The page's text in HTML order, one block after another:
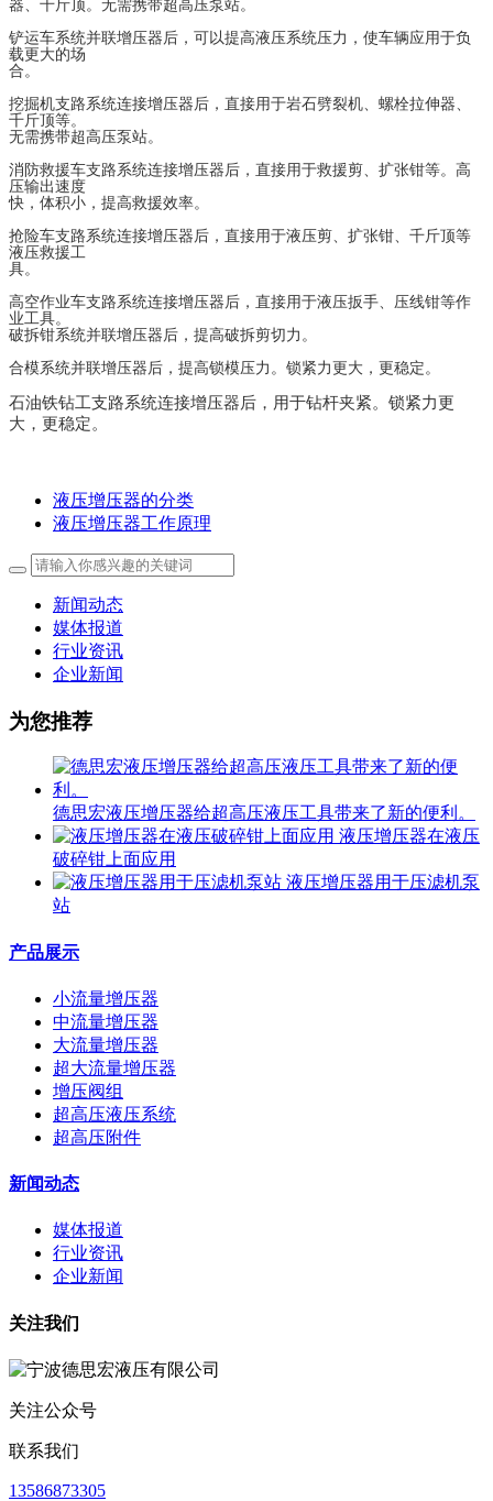
器、千斤顶。无需携带超高压泵站。
铲运车系统并联增压器后，可以提高液压系统压力，使车辆应用于负
载更大的场
合。
挖掘机支路系统连接增压器后，直接用于岩石劈裂机、螺栓拉伸器、
千斤顶等。
无需携带超高压泵站。
消防救援车支路系统连接增压器后，直接用于救援剪、扩张钳等。高
压输出速度
快，体积小，提高救援效率。
抢险车支路系统连接增压器后，直接用于液压剪、扩张钳、千斤顶等
液压救援工
具。
高空作业车支路系统连接增压器后，直接用于液压扳手、压线钳等作
业工具。
破拆钳系统并联增压器后，提高破拆剪切力。
合模系统并联增压器后，提高锁模压力。锁紧力更大，更稳定。
石油铁钻工支路系统连接增压器后，用于钻杆夹紧。锁紧力更
大，更稳定。
液压增压器的分类
液压增压器工作原理
新闻动态
媒体报道
行业资讯
企业新闻
为您推荐
德思宏液压增压器给超高压液压工具带来了新的便利。
液压增压器在液压
破碎钳上面应用
液压增压器用于压滤机泵
站
产品展示
小流量增压器
中流量增压器
大流量增压器
超大流量增压器
增压阀组
超高压液压系统
超高压附件
新闻动态
媒体报道
行业资讯
企业新闻
关注我们
关注公众号
联系我们
13586873305